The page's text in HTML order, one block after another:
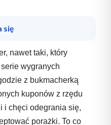
się
nawet taki, który
wygranych
z bukmacherką
kuponów z rzędu
i chęci odegrania się,
porażki. To co